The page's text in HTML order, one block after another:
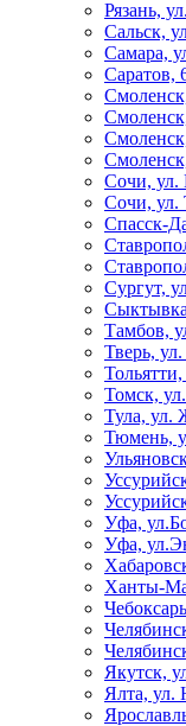
Рязань,
Сальск,
Самара,
Саратов,
Сочи, ул.
Сочи, ул.
Спасск-
Сургут,
Тамбов,
Тверь,
Томск,
Тула, ул.
Тюмень,
Уфа,
Уфа,
Ханты-
Якутск,
Ялта, ул.